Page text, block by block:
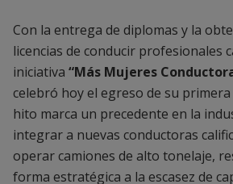
Con la entrega de diplomas y la
licencias de conducir profesionales
iniciativa “Más Mujeres
celebró hoy el egreso de su primera
hito marca un precedente en la
integrar a nuevas conductoras
operar camiones de alto tonelaje,
forma estratégica a la escasez de